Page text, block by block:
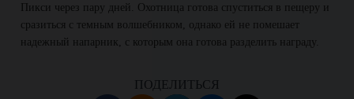
Пикси через пару дней. Охотница готова спуститься в пещеру и
сразиться с темным волшебником, однако ей не помешает
надежный напарник, с которым она готова разделить награду.
ПОДЕЛИТЬСЯ